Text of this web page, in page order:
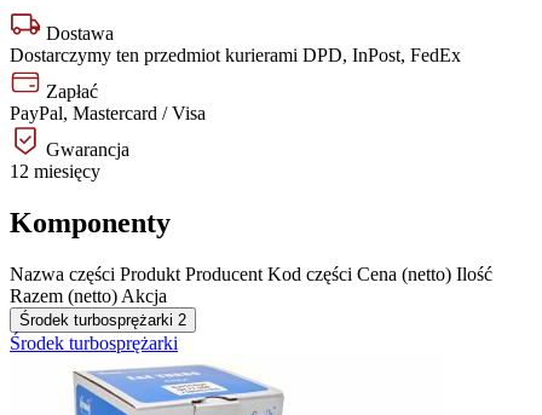
Dostawa
Dostarczymy ten przedmiot kurierami DPD, InPost, FedEx
Zapłać
PayPal, Mastercard / Visa
Gwarancja
12 miesięcy
Komponenty
Nazwa części Produkt Producent Kod części Cena (netto) Ilość
Razem (netto) Akcja
Środek turbosprężarki 2
Środek turbosprężarki